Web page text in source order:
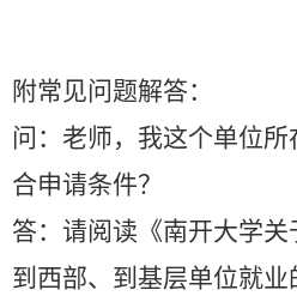
附常见问题解答：
问：老师，我这个单位
合申请条件？
答：请阅读《南开大学
到西部、到基层单位就